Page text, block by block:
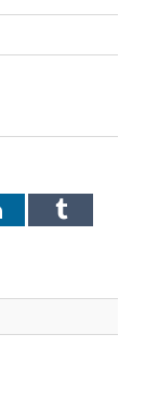
LinkedInTumblr